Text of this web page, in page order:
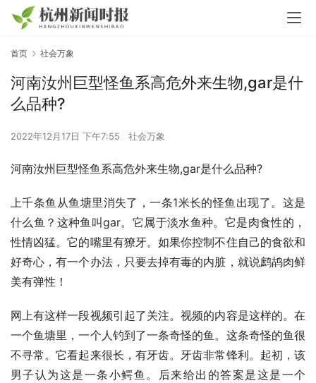
首页 社会万象
河南汝州巨型怪鱼系高危外来生物,gar是什
么品种?
2022年12月17日 下午7:55 社会万象
河南汝州巨型怪鱼系高危外来生物,gar是什么品种?
上千条鱼从鱼塘里消失了，一条1米长的怪鱼出现了。这是
什么鱼？这种鱼叫gar。它属于淡水鱼种。它是肉食性的，
性情凶猛。它的嘴里有獠牙。如果你控制不住自己的食欲和
好奇心，有一个办法，只要去掉有毒的内脏，就说鹧鸪肉鲜
美有弹性！
网上有这样一段视频引起了关注。视频的内容是这样的。在
一个鱼塘里，一个人钓到了一条奇怪的鱼。这条奇怪的鱼很
不寻常。它看起来很长，有牙齿。牙齿非常锋利。起初，该
男子认为这是一条小鳄鱼。后来给出的答案是这是一个